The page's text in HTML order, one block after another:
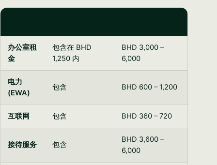
办公室租
金
包含在 BHD
1,250 内
BHD 3,000 –
6,000
电力
(EWA)
包含 BHD 600 – 1,200
互联网 包含 BHD 360 – 720
接待服务 包含
BHD 3,600 –
6,000